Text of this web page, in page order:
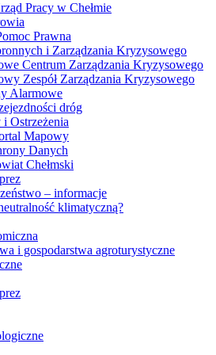
Pracy w Chełmie
Prawna
i Zarządzania Kryzysowego
Centrum Zarządzania Kryzysowego
Zespół Zarządzania Kryzysowego
Alarmowe
dróg
Ostrzeżenia
Mapowy
Danych
Chełmski
– informacje
klimatyczną?
i gospodarstwa agroturystyczne